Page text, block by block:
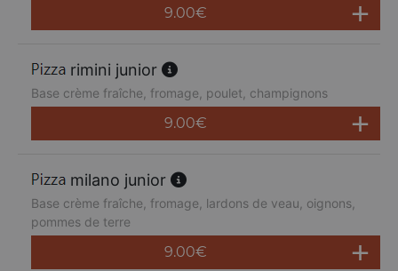
9.00€
rimini junior
Base crème fraîche, fromage, poulet, champignons
9.00€
milano junior
Base crème fraîche, fromage, lardons de veau, oignons,
pommes de terre
9.00€